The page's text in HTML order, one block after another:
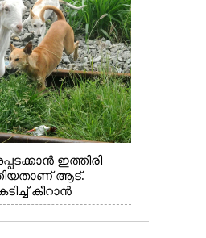
ഇത്തിരി
ആട്.
കീറാൻ
ആന്തൽ മറന്ന്
ഓട്ടം. എറണാകുളം